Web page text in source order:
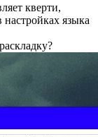
кверти,
настройках языка